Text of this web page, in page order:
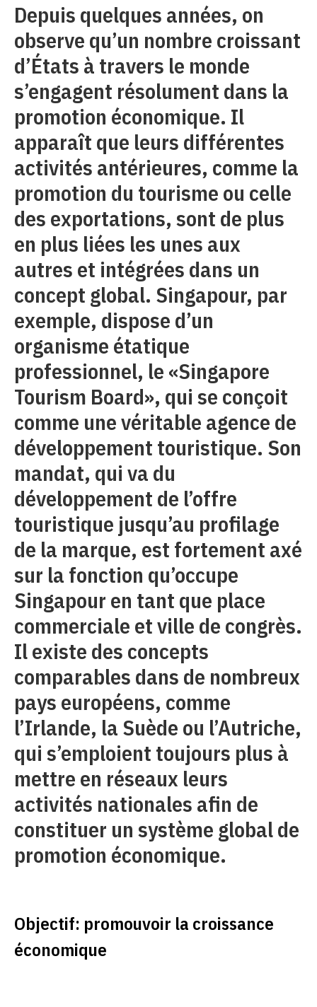
Depuis quelques années, on
observe qu’un nombre croissant
d’États à travers le monde
s’engagent résolument dans la
promotion économique. Il
apparaît que leurs différentes
activités antérieures, comme la
promotion du tourisme ou celle
des exportations, sont de plus
en plus liées les unes aux
autres et intégrées dans un
concept global. Singapour, par
exemple, dispose d’un
organisme étatique
professionnel, le «Singapore
Tourism Board», qui se conçoit
comme une véritable agence de
développement touristique. Son
mandat, qui va du
développement de l’offre
touristique jusqu’au profilage
de la marque, est fortement axé
sur la fonction qu’occupe
Singapour en tant que place
commerciale et ville de congrès.
Il existe des concepts
comparables dans de nombreux
pays européens, comme
l’Irlande, la Suède ou l’Autriche,
qui s’emploient toujours plus à
mettre en réseaux leurs
activités nationales afin de
constituer un système global de
promotion économique.
Objectif: promouvoir la croissance
économique